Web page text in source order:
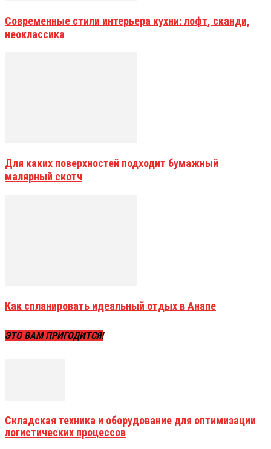
Современные стили интерьера кухни: лофт, сканди,
неоклассика
Для каких поверхностей подходит бумажный
малярный скотч
Как спланировать идеальный отдых в Анапе
ЭТО ВАМ ПРИГОДИТСЯ!
Складская техника и оборудование для оптимизации
логистических процессов